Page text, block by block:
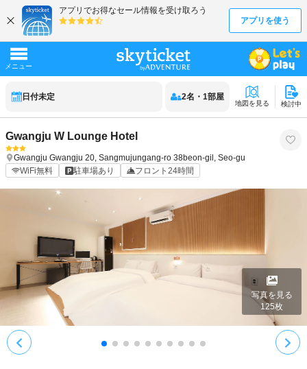
日付未定 2名 ・ 1部屋
地図を見る 検討中
Gwangju W Lounge Hotel
Gwangju Gwangju 20, Sangmujungang-ro 38beon-gil, Seo-gu
WiFi無料
駐車場あり フロント24時間
写真を見る
125枚